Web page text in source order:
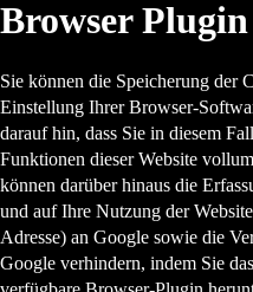
Browser Plugin
Sie können die Speicherung der
Einstellung Ihrer Browser-
darauf hin, dass Sie in diesem
Funktionen dieser Website
können darüber hinaus die
und auf Ihre Nutzung der
Adresse) an Google sowie die
Google verhindern, indem Sie